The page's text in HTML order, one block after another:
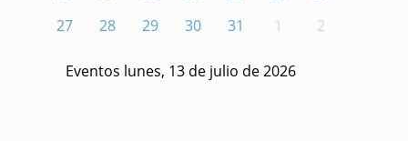
27
28 29 30 31 1 2
Eventos lunes, 13 de julio de 2026